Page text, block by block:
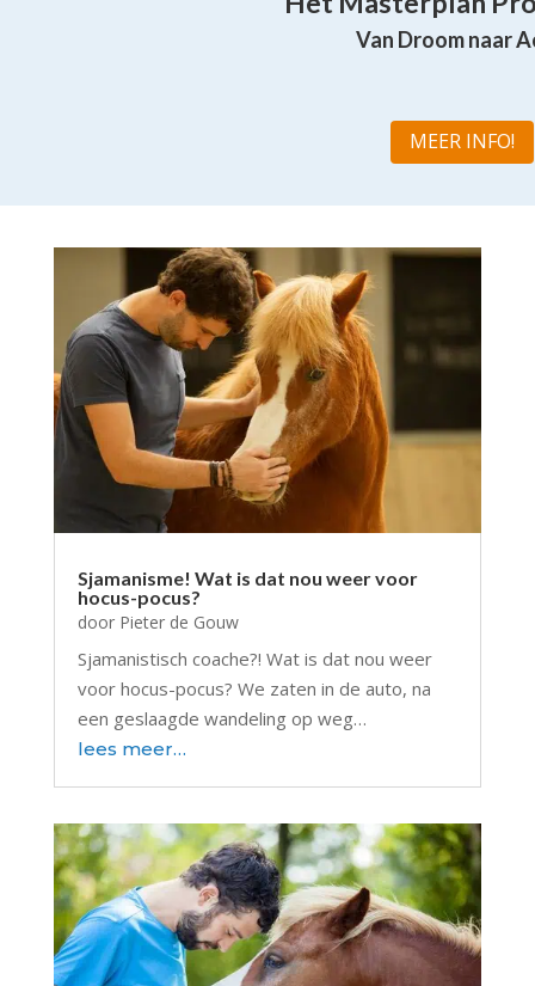
Van Droom naar
MEER INFO!
Sjamanisme! Wat is dat nou weer voor
hocus-pocus?
door Pieter de Gouw
Sjamanistisch coache?! Wat is dat nou weer
voor hocus-pocus? We zaten in de auto, na
een geslaagde wandeling op weg…
lees meer…